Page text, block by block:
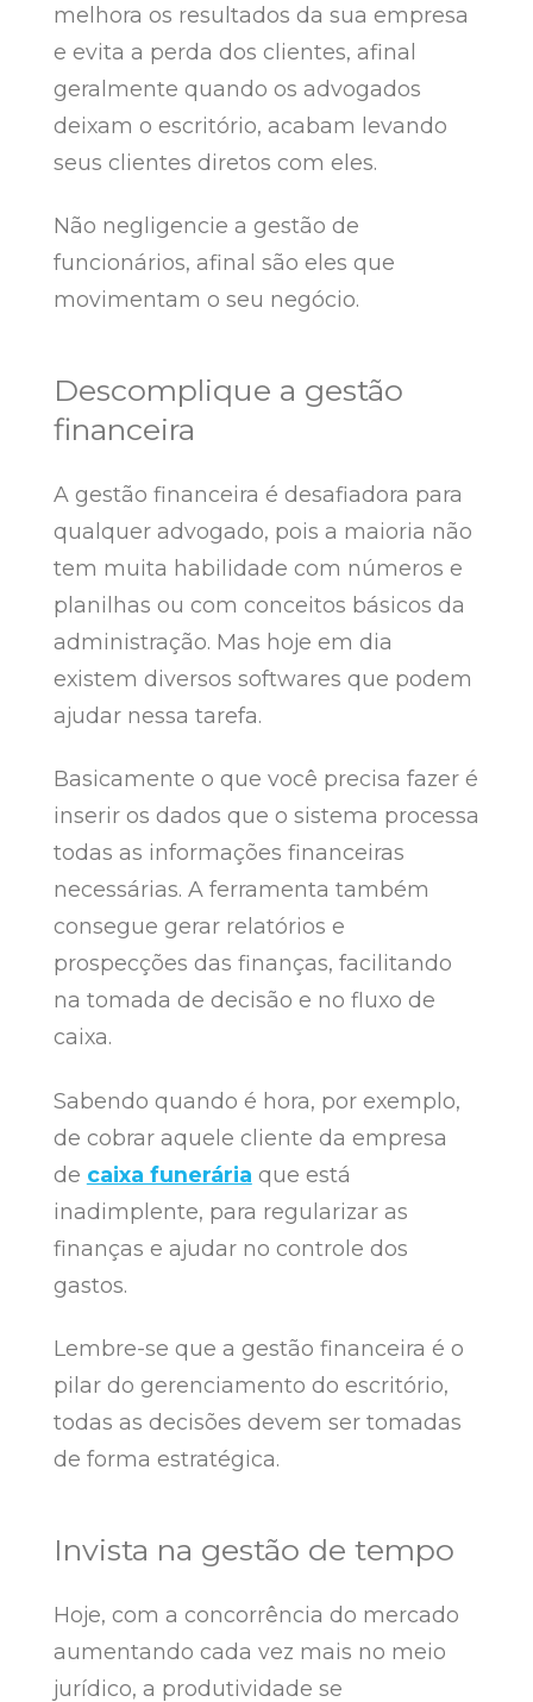
melhora os resultados da sua empresa
e evita a perda dos clientes, afinal
geralmente quando os advogados
deixam o escritório, acabam levando
seus clientes diretos com eles.
Não negligencie a gestão de
funcionários, afinal são eles que
movimentam o seu negócio.
Descomplique a gestão
financeira
A gestão financeira é desafiadora para
qualquer advogado, pois a maioria não
tem muita habilidade com números e
planilhas ou com conceitos básicos da
administração. Mas hoje em dia
existem diversos softwares que podem
ajudar nessa tarefa.
Basicamente o que você precisa fazer é
inserir os dados que o sistema processa
todas as informações financeiras
necessárias. A ferramenta também
consegue gerar relatórios e
prospecções das finanças, facilitando
na tomada de decisão e no fluxo de
caixa.
Sabendo quando é hora, por exemplo,
de cobrar aquele cliente da empresa
de caixa funerária que está
inadimplente, para regularizar as
finanças e ajudar no controle dos
gastos.
Lembre-se que a gestão financeira é o
pilar do gerenciamento do escritório,
todas as decisões devem ser tomadas
de forma estratégica.
Invista na gestão de tempo
Hoje, com a concorrência do mercado
aumentando cada vez mais no meio
jurídico, a produtividade se